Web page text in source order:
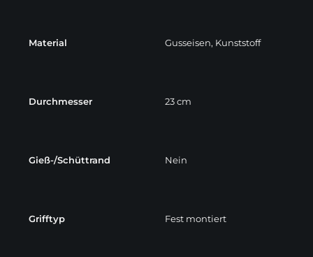
Material Gusseisen, Kunststoff
Durchmesser 23 cm
Gieß-/Schüttrand Nein
Grifftyp Fest montiert